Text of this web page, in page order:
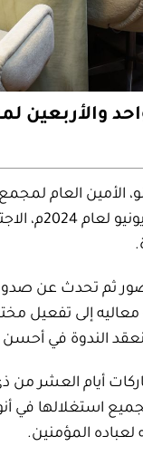
والأربعين
العام لمجمع
يونيو لعام 2024م،
.
ثم تحدث عن
معاليه إلى تفعيل
الندوة في أحسن
أيام العشر
استغلالها في
لعباده المؤمنين.